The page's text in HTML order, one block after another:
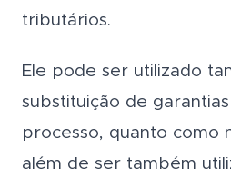
tributários.
Ele pode ser utilizado
substituição de
processo, quanto como
além de ser também